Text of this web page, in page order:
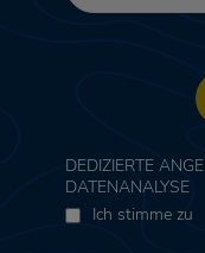
DEDIZIERTE
DATENANALYSE
Ich stimme zu